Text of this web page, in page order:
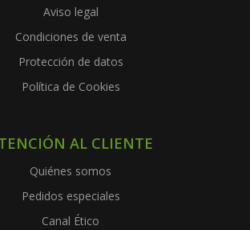
Aviso legal
Condiciones de venta
Protección de datos
Política de Cookies
AL CLIENTE
Quiénes somos
Pedidos especiales
Canal Ético